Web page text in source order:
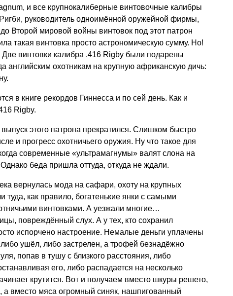
и все крупнокалиберные винтовочные калибры
руководитель одноимённой оружейной фирмы,
Второй мировой войны винтовок под этот патрон
такая винтовка просто астрономическую сумму. Но!
винтовки калибра .416 Rigby были подарены
английским охотникам на крупную африканскую дичь:
в книге рекордов Гиннесса и по сей день. Как и
Rigby.
этого патрона прекратился. Слишком быстро
и прогресс охотничьего оружия. Ну что такое для
современные «ультрамагнумы» валят слона на
беда пришла оттуда, откуда не ждали.
вернулась мода на сафари, охоту на крупных
как правило, богатенькие янки с самыми
винтовками. А уезжали многие…
повреждённый слух. А у тех, кто сохранил
испорчено настроение. Немалые деньги уплачены
ушёл, либо застрелен, а трофей безнадёжно
попав в тушу с близкого расстояния, либо
его, либо распадается на несколько
крутится. Вот и получаем вместо шкуры решето,
а вместо мяса огромный синяк, нашпигованный